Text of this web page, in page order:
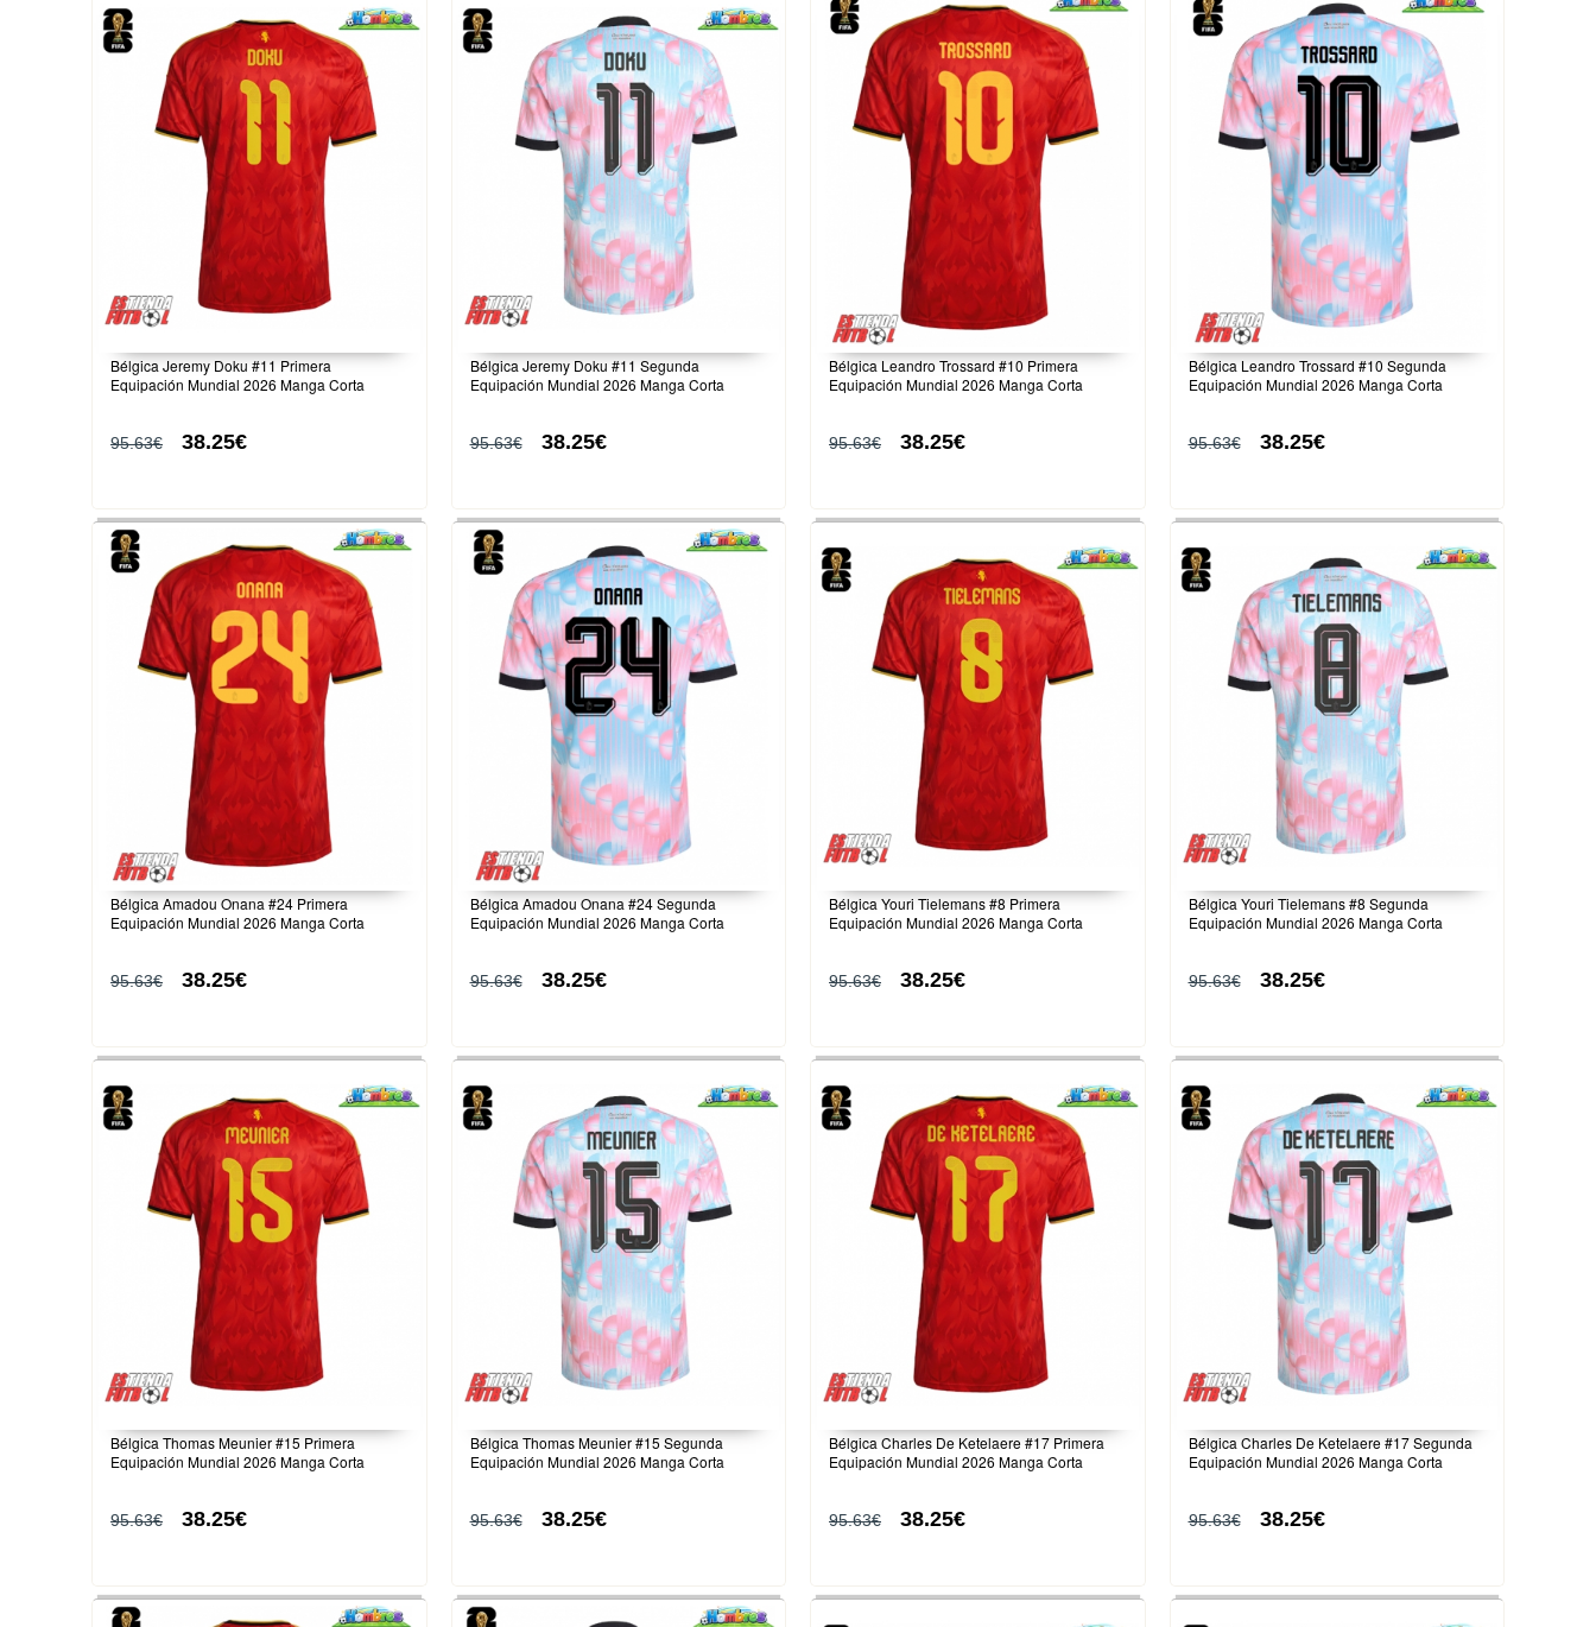
Bélgica Jeremy Doku #11 Primera
Equipación Mundial 2026 Manga Corta
95.63€ 38.25€
Bélgica Jeremy Doku #11 Segunda
Equipación Mundial 2026 Manga Corta
95.63€ 38.25€
Bélgica Leandro Trossard #10 Primera
Equipación Mundial 2026 Manga Corta
95.63€ 38.25€
Bélgica Leandro Trossard #10 Segunda
Equipación Mundial 2026 Manga Corta
95.63€ 38.25€
Bélgica Amadou Onana #24 Primera
Equipación Mundial 2026 Manga Corta
95.63€ 38.25€
Bélgica Amadou Onana #24 Segunda
Equipación Mundial 2026 Manga Corta
95.63€ 38.25€
Bélgica Youri Tielemans #8 Primera
Equipación Mundial 2026 Manga Corta
95.63€ 38.25€
Bélgica Youri Tielemans #8 Segunda
Equipación Mundial 2026 Manga Corta
95.63€ 38.25€
Bélgica Thomas Meunier #15 Primera
Equipación Mundial 2026 Manga Corta
95.63€ 38.25€
Bélgica Thomas Meunier #15 Segunda
Equipación Mundial 2026 Manga Corta
95.63€ 38.25€
Bélgica Charles De Ketelaere #17 Primera
Equipación Mundial 2026 Manga Corta
95.63€ 38.25€
Bélgica Charles De Ketelaere #17 Segunda
Equipación Mundial 2026 Manga Corta
95.63€ 38.25€